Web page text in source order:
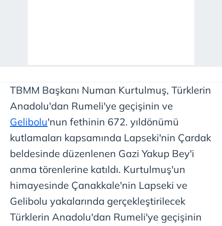
TBMM Başkanı Numan Kurtulmuş, Türklerin
Anadolu'dan Rumeli'ye geçişinin ve
Gelibolu'nun fethinin 672. yıldönümü
kutlamaları kapsamında Lapseki'nin Çardak
beldesinde düzenlenen Gazi Yakup Bey'i
anma törenlerine katıldı. Kurtulmuş'un
himayesinde Çanakkale'nin Lapseki ve
Gelibolu yakalarında gerçekleştirilecek
Türklerin Anadolu'dan Rumeli'ye geçişinin